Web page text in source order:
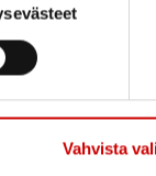
Vahvista
kerhoissa
tulla
Helin